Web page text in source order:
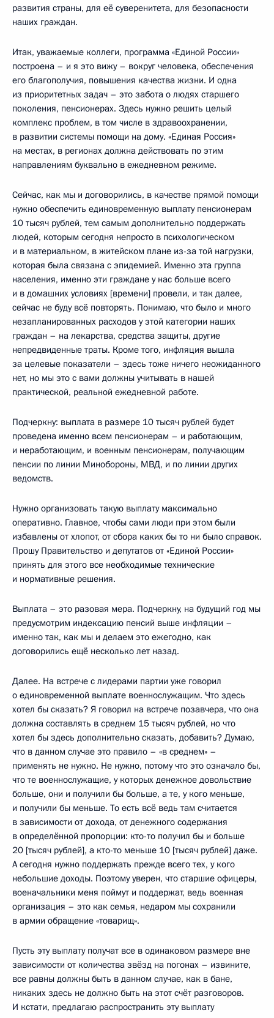
развития страны, для её суверенитета, для безопасности
наших граждан.
Итак, уважаемые коллеги, программа «Единой России»
построена – и я это вижу – вокруг человека, обеспечения
его благополучия, повышения качества жизни. И одна
из приоритетных задач – это забота о людях старшего
поколения, пенсионерах. Здесь нужно решить целый
комплекс проблем, в том числе в здравоохранении,
в развитии системы помощи на дому. «Единая Россия»
на местах, в регионах должна действовать по этим
направлениям буквально в ежедневном режиме.
Сейчас, как мы и договорились, в качестве прямой помощи
нужно обеспечить единовременную выплату пенсионерам
10 тысяч рублей, тем самым дополнительно поддержать
людей, которым сегодня непросто в психологическом
и в материальном, в житейском плане из-за той нагрузки,
которая была связана с эпидемией. Именно эта группа
населения, именно эти граждане у нас больше всего
и в домашних условиях [времени] провели, и так далее,
сейчас не буду всё повторять. Понимаю, что было и много
незапланированных расходов у этой категории наших
граждан – на лекарства, средства защиты, другие
непредвиденные траты. Кроме того, инфляция вышла
за целевые показатели – здесь тоже ничего неожиданного
нет, но мы это с вами должны учитывать в нашей
практической, реальной ежедневной работе.
Подчеркну: выплата в размере 10 тысяч рублей будет
проведена именно всем пенсионерам – и работающим,
и неработающим, и военным пенсионерам, получающим
пенсии по линии Минобороны, МВД, и по линии других
ведомств.
Нужно организовать такую выплату максимально
оперативно. Главное, чтобы сами люди при этом были
избавлены от хлопот, от сбора каких бы то ни было справок.
Прошу Правительство и депутатов от «Единой России»
принять для этого все необходимые технические
и нормативные решения.
Выплата – это разовая мера. Подчеркну, на будущий год мы
предусмотрим индексацию пенсий выше инфляции –
именно так, как мы и делаем это ежегодно, как
договорились ещё несколько лет назад.
Далее. На встрече с лидерами партии уже говорил
о единовременной выплате военнослужащим. Что здесь
хотел бы сказать? Я говорил на встрече позавчера, что она
должна составлять в среднем 15 тысяч рублей, но что
хотел бы здесь дополнительно сказать, добавить? Думаю,
что в данном случае это правило – «в среднем» –
применять не нужно. Не нужно, потому что это означало бы,
что те военнослужащие, у которых денежное довольствие
больше, они и получили бы больше, а те, у кого меньше,
и получили бы меньше. То есть всё ведь там считается
в зависимости от дохода, от денежного содержания
в определённой пропорции: кто-то получил бы и больше
20 [тысяч рублей], а кто-то меньше 10 [тысяч рублей] даже.
А сегодня нужно поддержать прежде всего тех, у кого
небольшие доходы. Поэтому уверен, что старшие офицеры,
военачальники меня поймут и поддержат, ведь военная
организация – это как семья, недаром мы сохранили
в армии обращение «товарищ».
Пусть эту выплату получат все в одинаковом размере вне
зависимости от количества звёзд на погонах – извините,
все равны должны быть в данном случае, как в бане,
никаких здесь не должно быть на этот счёт разговоров.
И кстати, предлагаю распространить эту выплату